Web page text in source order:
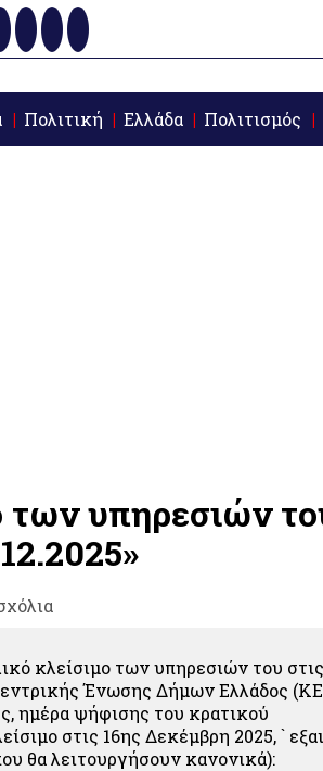
Πολιτική Ελλάδα Πολιτισμός
των υπηρεσιών
κλείσιμο των υπηρεσιών του στις
Ένωσης Δήμων Ελλάδος
ημέρα ψήφισης του κρατικού
στις 16ης Δεκέμβρη 2025,`
θα λειτουργήσουν κανονικά):